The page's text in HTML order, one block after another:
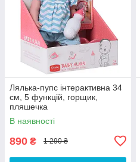
Лялька-пупс інтерактивна 34
см, 5 функцій, горщик,
пляшечка
В наявності
890 ₴ 1 290 ₴